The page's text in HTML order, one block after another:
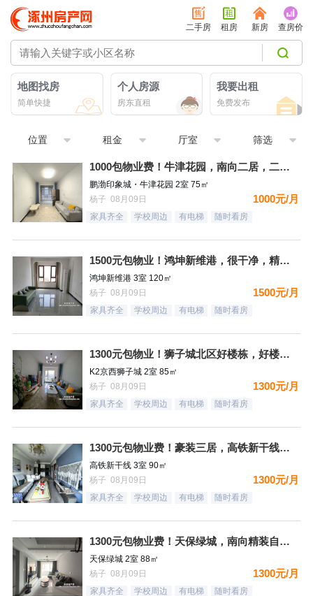
二手房 租房 新房 查房价
地图找房
简单快捷
个人房源
房东直租
我要出租
免费发布
位置 租金 厅室 筛选
1000包物业费！牛津花园，南向二居，二个空调，看房有钥匙
鹏渤印象城・牛津花园 2室 75㎡
杨子 08月09日
1000元/月
家具齐全 学校周边 有电梯 随时看房
1500元包物业！鸿坤新维港，很干净，精装自住标准，都齐全，
鸿坤新维港 3室 120㎡
杨子 08月09日
1500元/月
家具齐全 学校周边 有电梯 随时看房
1300元包物业！狮子城北区好楼栋，好楼层，精装自住标准，很
K2京西狮子城 2室 85㎡
杨子 08月09日
1300元/月
家具齐全 学校周边 有电梯 随时看房
1300元包物业费！豪装三居，高铁新干线，南向，采光好，家具
高铁新干线 3室 90㎡
杨子 08月09日
1300元/月
家具齐全 学校周边 有电梯 随时看房
1300元包物业费！天保绿城，南向精装自住标准，很干净，看房
天保绿城 2室 88㎡
杨子 08月09日
1300元/月
家具齐全 学校周边 有电梯 随时看房